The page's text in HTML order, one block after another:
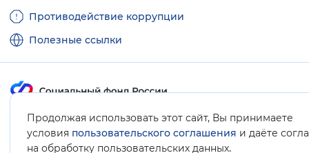
Продолжая использовать этот сайт, Вы принимаете
условия пользовательского соглашения и даёте
на обработку пользовательских данных.
Противодействие коррупции
Полезные ссылки
Карта сайта